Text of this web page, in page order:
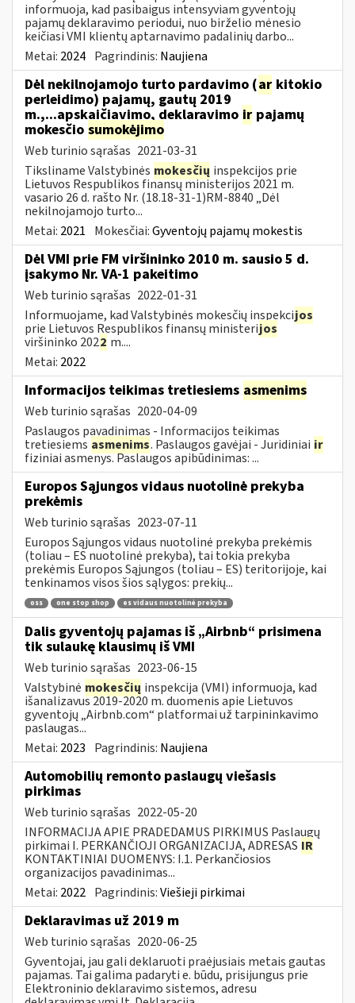
informuoja, kad pasibaigus intensyviam gyventojų
pajamų deklaravimo periodui, nuo birželio mėnesio
keičiasi VMI klientų aptarnavimo padalinių darbo...
Metai: 2024 Pagrindinis: Naujiena
Dėl nekilnojamojo turto pardavimo (ar kitokio
perleidimo) pajamų, gautų 2019
m.,...apskaičiavimo, deklaravimo ir pajamų
mokesčio sumokėjimo
Web turinio sąrašas 2021-03-31
Tiksliname Valstybinės mokesčių inspekcijos prie
Lietuvos Respublikos finansų ministerijos 2021 m.
vasario 26 d. rašto Nr. (18.18-31-1)RM-8840 „Dėl
nekilnojamojo turto...
Metai: 2021 Mokesčiai:Gyventojų pajamų mokestis
Dėl VMI prie FM viršininko 2010 m. sausio 5 d.
įsakymo Nr. VA-1 pakeitimo
Web turinio sąrašas 2022-01-31
Informuojame, kad Valstybinės mokesčių inspekcijos
prie Lietuvos Respublikos finansų ministerijos
viršininko 2022 m....
Metai: 2022
Informacijos teikimas tretiesiems asmenims
Web turinio sąrašas 2020-04-09
Paslaugos pavadinimas - Informacijos teikimas
tretiesiems asmenims. Paslaugos gavėjai - Juridiniai ir
fiziniai asmenys. Paslaugos apibūdinimas: ...
Europos Sąjungos vidaus nuotolinė prekyba
prekėmis
Web turinio sąrašas 2023-07-11
Europos Sąjungos vidaus nuotolinė prekyba prekėmis
(toliau – ES nuotolinė prekyba), tai tokia prekyba
prekėmis Europos Sąjungos (toliau – ES) teritorijoje, kai
tenkinamos visos šios sąlygos: prekių...
oss one stop shop es vidaus nuotolinė prekyba
Dalis gyventojų pajamas iš „Airbnb“ prisimena
tik sulaukę klausimų iš VMI
Web turinio sąrašas 2023-06-15
Valstybinė mokesčių inspekcija (VMI) informuoja, kad
išanalizavus 2019-2020 m. duomenis apie Lietuvos
gyventojų „Airbnb.com“ platformai už tarpininkavimo
paslaugas...
Metai: 2023 Pagrindinis: Naujiena
Automobilių remonto paslaugų viešasis
pirkimas
Web turinio sąrašas 2022-05-20
INFORMACIJA APIE PRADEDAMUS PIRKIMUS Paslaugų
pirkimai I. PERKANČIOJI ORGANIZACIJA, ADRESAS IR
KONTAKTINIAI DUOMENYS: I.1. Perkančiosios
organizacijos pavadinimas...
Metai: 2022 Pagrindinis:Viešieji pirkimai
Deklaravimas už 2019 m
Web turinio sąrašas 2020-06-25
Gyventojai, jau gali deklaruoti praėjusiais metais gautas
pajamas. Tai galima padaryti e. būdu, prisijungus prie
Elektroninio deklaravimo sistemos, adresu